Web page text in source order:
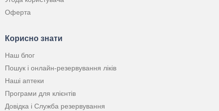
Оферта
Корисно знати
Наш блог
Пошук і онлайн-резервування ліків
Наші аптеки
Програми для клієнтів
Довідка і Служба резервування